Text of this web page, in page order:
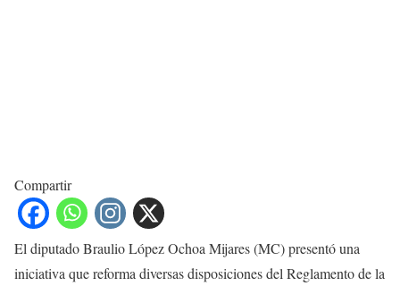
Compartir
El diputado Braulio López Ochoa Mijares (MC) presentó una
iniciativa que reforma diversas disposiciones del Reglamento de la